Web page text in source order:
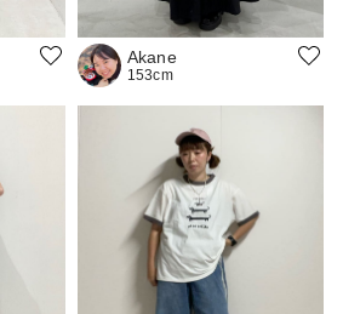
Akane
153cm